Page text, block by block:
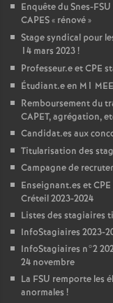
Enquête du Snes-FSU
CAPES« rénové»
Stage syndical pour
14 mars 2023!
Professeur.e etCPE
Étudiant.e en M1
Remboursement du
CAPET, agrégation,
Candidat.es aux
Titularisation des
Campagne de
Enseignant.es etCPE
Créteil 2023-2024
Listes des stagiaires
InfoStagiaires 2023-
InfoStagiaires n°2
24 novembre
La FSU remporte les
anormales !